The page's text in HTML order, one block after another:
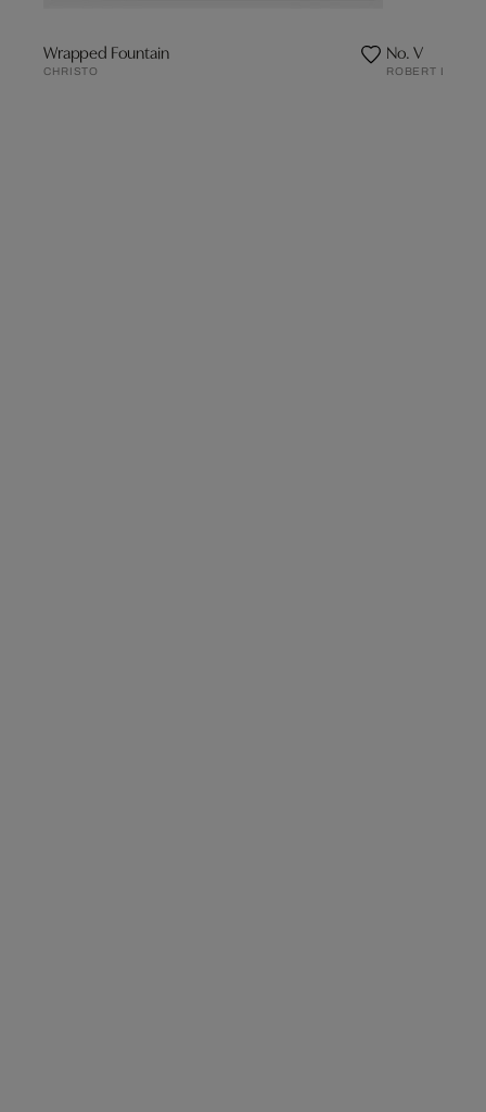
Wrapped Fountain
CHRISTO
No. V
ROBERT